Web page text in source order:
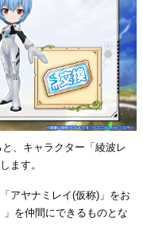
、キャラクター「綾波レ
ます。
アヤナミレイ(仮称)」をお
を仲間にできるものとな